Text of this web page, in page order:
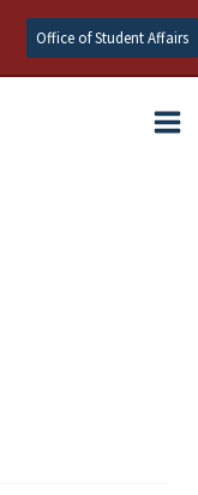
Office of Student Affairs